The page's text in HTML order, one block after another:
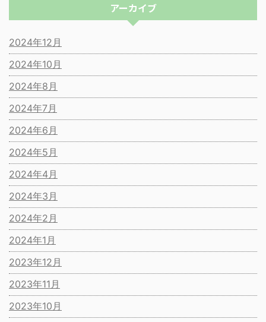
アーカイブ
2024年12月
2024年10月
2024年8月
2024年7月
2024年6月
2024年5月
2024年4月
2024年3月
2024年2月
2024年1月
2023年12月
2023年11月
2023年10月